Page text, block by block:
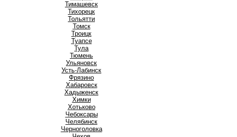
Тимашевск
Тихорецк
Тольятти
Томск
Троицк
Туапсе
Тула
Тюмень
Ульяновск
Усть-Лабинск
Фрязино
Хабаровск
Хадыженск
Химки
Хотьково
Чебоксары
Челябинск
Черноголовка